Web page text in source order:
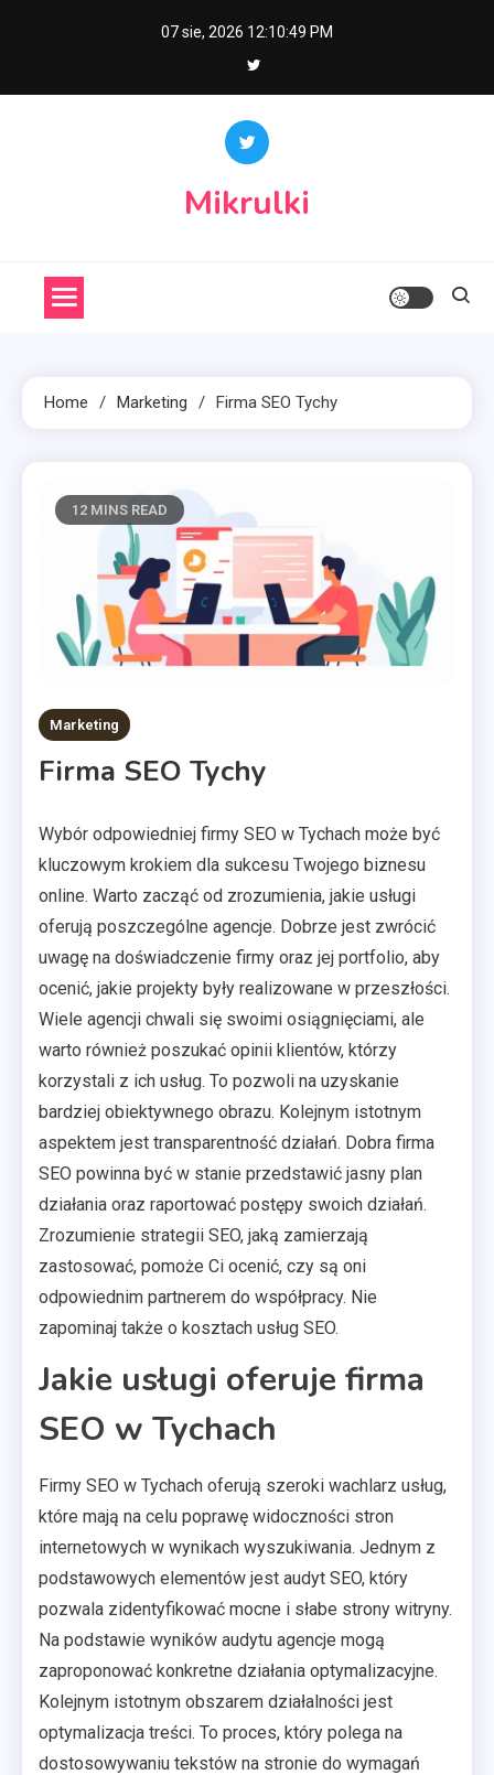
07 sie, 2026 12:10:49 PM
Mikrulki
Home Marketing Firma SEO Tychy
12 MINS READ
Marketing
Firma SEO Tychy
Wybór odpowiedniej firmy SEO w Tychach może być
kluczowym krokiem dla sukcesu Twojego biznesu
online. Warto zacząć od zrozumienia, jakie usługi
oferują poszczególne agencje. Dobrze jest zwrócić
uwagę na doświadczenie firmy oraz jej portfolio, aby
ocenić, jakie projekty były realizowane w przeszłości.
Wiele agencji chwali się swoimi osiągnięciami, ale
warto również poszukać opinii klientów, którzy
korzystali z ich usług. To pozwoli na uzyskanie
bardziej obiektywnego obrazu. Kolejnym istotnym
aspektem jest transparentność działań. Dobra firma
SEO powinna być w stanie przedstawić jasny plan
działania oraz raportować postępy swoich działań.
Zrozumienie strategii SEO, jaką zamierzają
zastosować, pomoże Ci ocenić, czy są oni
odpowiednim partnerem do współpracy. Nie
zapominaj także o kosztach usług SEO.
Jakie usługi oferuje firma
SEO w Tychach
Firmy SEO w Tychach oferują szeroki wachlarz usług,
które mają na celu poprawę widoczności stron
internetowych w wynikach wyszukiwania. Jednym z
podstawowych elementów jest audyt SEO, który
pozwala zidentyfikować mocne i słabe strony witryny.
Na podstawie wyników audytu agencje mogą
zaproponować konkretne działania optymalizacyjne.
Kolejnym istotnym obszarem działalności jest
optymalizacja treści. To proces, który polega na
dostosowywaniu tekstów na stronie do wymagań